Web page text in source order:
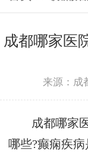
成都哪家医
来源：成
成都哪家
哪些?癫痫疾